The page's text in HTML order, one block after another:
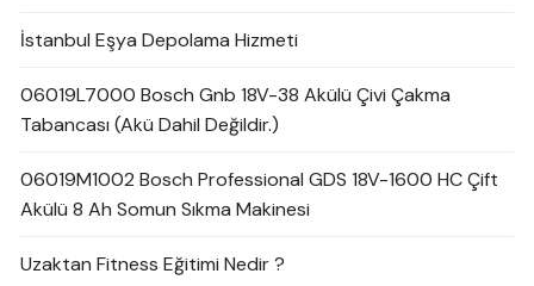
İstanbul Eşya Depolama Hizmeti
06019L7000 Bosch Gnb 18V-38 Akülü Çivi Çakma
Tabancası (Akü Dahil Değildir.)
06019M1002 Bosch Professional GDS 18V-1600 HC Çift
Akülü 8 Ah Somun Sıkma Makinesi
Uzaktan Fitness Eğitimi Nedir ?